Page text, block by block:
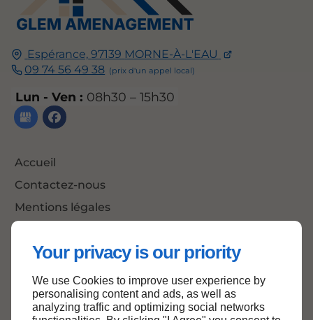
Your privacy is our priority
We use Cookies to improve user experience by
personalising content and ads, as well as
analyzing traffic and optimizing social networks
Espérance, 97139 MORNE-À-L'EAU
09 74 56 49 38
Lun - Ven : 08h30 – 15h30
Accueil
Contactez-nous
Mentions légales
Haut de page